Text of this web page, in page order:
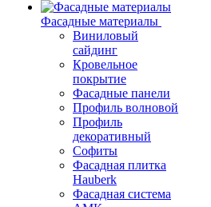
Фасадные материалы
Виниловый
сайдинг
Кровельное
покрытие
Фасадные панели
Профиль волновой
Профиль
декоративный
Софиты
Фасадная плитка
Hauberk
Фасадная система